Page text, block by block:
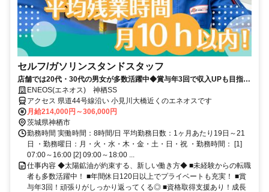
セルフ/ガソリンスタンドスタッフ
店舗では20代・30代の男女が多数活躍中◆賞与年3回で収入UPも目指せ
る！※2025年実績 / 5.5ヶ月分◆年間休日120日以上でプライベートも充
実！◆月の平均残業時間10時間以内◆業界大手！５４年連続黒字の安定
企業◆資格取得支援もあり！未経験者からでも主任・店長にキャリアア
ップ可能◆国内TOPクラスの社宅制度
ENEOS(エネオス) 神栖SS
アクセス 県道44号線沿い 小見川大橋近くのエネオスです
月給214,000円～306,000円
茨城県神栖市
勤務時間 実働時間：8時間/日 平均勤務日数：1ヶ月あたり19日～21
日 ・勤務曜日：月・火・水・木・金・土・日・祝 ・勤務時間： [1]
07:00～16:00 [2] 09:00～18:00 ...
仕事内容 ◆太陽鉱油が約束する、新しい働き方◆ ■未経験からの転職
者も多数活躍中！ ■年間休日120日以上でプライベートも充実！ ■賞
与年3回！頑張りがしっかり返ってくる◎ ■資格取得支援あり！成長